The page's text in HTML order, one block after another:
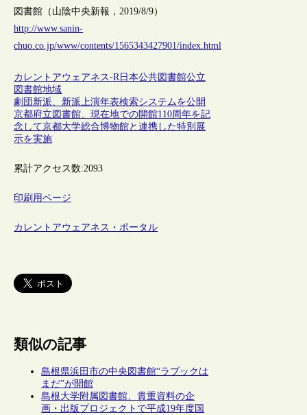
図書館（山陰中央新報，2019/8/9）
http://www.sanin-
chuo.co.jp/www/contents/1565343427901/index.html
カレントアウェアネス-R 日本公共図書館公立
図書館地域
劇団新派、新派上演年表検索システムを公開
京都府立図書館、現在地での開館110周年を記
念して京都大学総合博物館と連携した特別展
示を実施
累計アクセス数:2093
印刷用ページ
カレントアウェアネス・ポータル
類似の記事
島根県浜田市の中央図書館“ラブックは
まだ”が開館
島根大学附属図書館、貴重資料の企
画・出版プロジェクトで平成19年度国